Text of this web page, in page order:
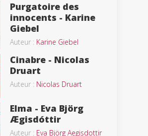
Purgatoire des
innocents - Karine
Giebel
Auteur : Karine Giebel
Cinabre - Nicolas
Druart
Auteur : Nicolas Druart
Elma - Eva Björg
Ægisdóttir
Auteur : Eva Björg Aegisdottir